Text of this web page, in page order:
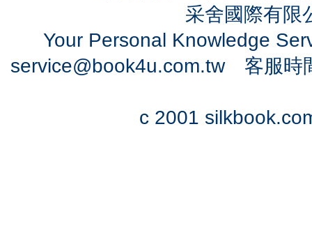
采舍國際有
Your Personal Knowledge
service@book4u.com.tw客服時
c 2001